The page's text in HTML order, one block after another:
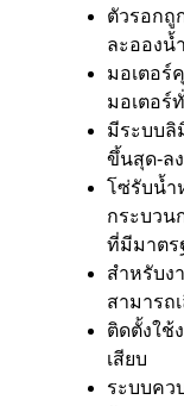
ตัวรอกถู
ละอองน้
มอเตอร์
มอเตอร์
มีระบบลิ
ขึ้นสุด-ล
โซ่รับน้ำ
กระบวน
ที่มีมาตร
สำหรับง
สามารถ
ติดตั้งใช้
เสียบ
ระบบคว